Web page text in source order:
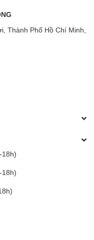
Thành Phố Hồ Chí Minh,
18h)
18h)